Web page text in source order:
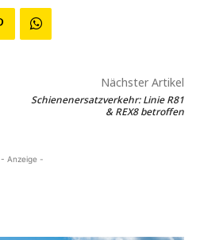
Nächster Artikel
Schienenersatzverkehr: Linie R81
& REX8 betroffen
- Anzeige -